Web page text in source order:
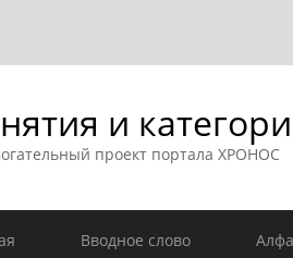
и
проект портала ХРОНОС
Вводное слово